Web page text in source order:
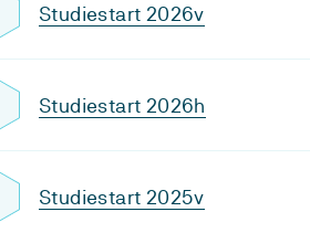
Studiestart 2026v
Studiestart 2026h
Studiestart 2025v